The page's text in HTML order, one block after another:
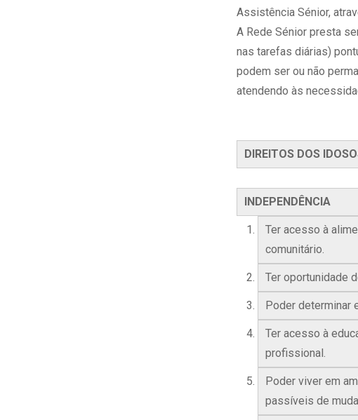
Assistência Sénior,
A Rede Sénior presta
nas tarefas diárias)
podem ser ou não
atendendo às
DIREITOS DOS
INDEPENDÊNCIA
Ter acesso à
comunitário.
Ter oportunidade
Poder determinar
Ter acesso à
profissional.
Poder viver em
passíveis de